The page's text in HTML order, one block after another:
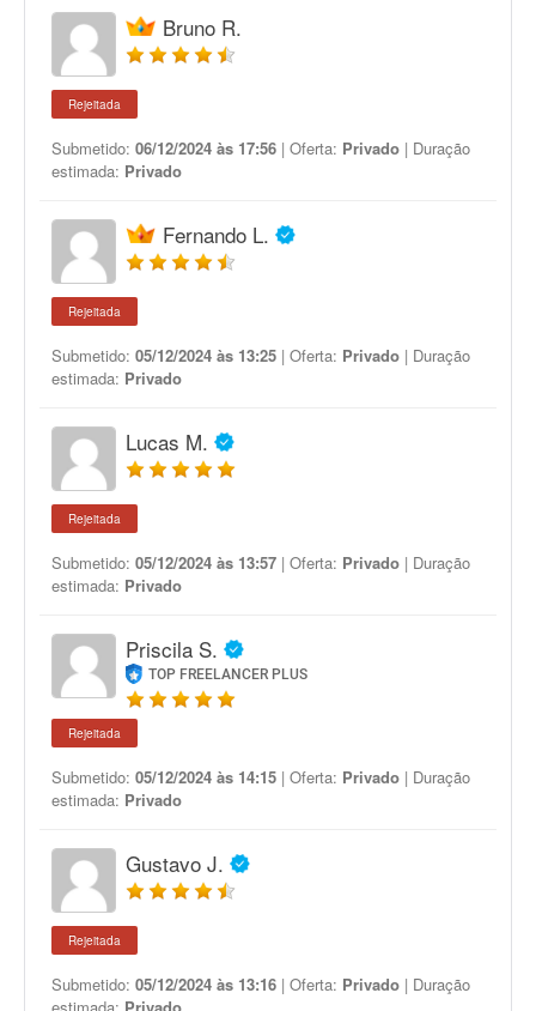
Bruno R.
Rejeitada
Submetido: 06/12/2024 às 17:56 | Oferta: Privado | Duração
estimada: Privado
Fernando L.
Rejeitada
Submetido: 05/12/2024 às 13:25 | Oferta: Privado | Duração
estimada: Privado
Lucas M.
Rejeitada
Submetido: 05/12/2024 às 13:57 | Oferta: Privado | Duração
estimada: Privado
Priscila S.
TOP FREELANCER PLUS
Rejeitada
Submetido: 05/12/2024 às 14:15 | Oferta: Privado | Duração
estimada: Privado
Gustavo J.
Rejeitada
Submetido: 05/12/2024 às 13:16 | Oferta: Privado | Duração